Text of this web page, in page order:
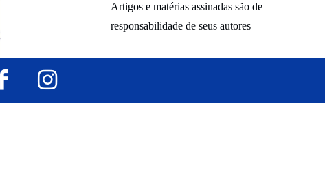
Artigos e matérias assinadas são de
responsabilidade de seus autores